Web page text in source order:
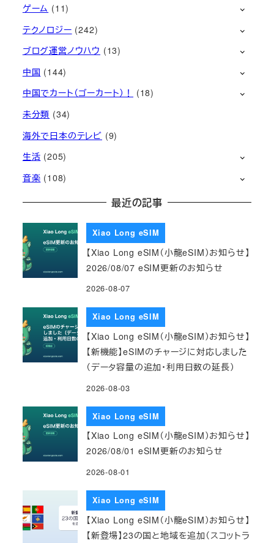
ゲーム (11)
テクノロジー (242)
ブログ運営ノウハウ (13)
中国 (144)
中国でカート（ゴーカート）！
(18)
未分類 (34)
海外で日本のテレビ (9)
生活 (205)
音楽 (108)
最近の記事
Xiao Long eSIM
【Xiao Long eSIM（小龍eSIM）お知らせ】
2026/08/07 eSIM更新のお知らせ
2026-08-07
Xiao Long eSIM
【Xiao Long eSIM（小龍eSIM）お知らせ】
【新機能】eSIMのチャージに対応しました
（データ容量の追加・利用日数の延長）
2026-08-03
Xiao Long eSIM
【Xiao Long eSIM（小龍eSIM）お知らせ】
2026/08/01 eSIM更新のお知らせ
2026-08-01
Xiao Long eSIM
【Xiao Long eSIM（小龍eSIM）お知らせ】
【新登場】23の国と地域を追加（スコットラ